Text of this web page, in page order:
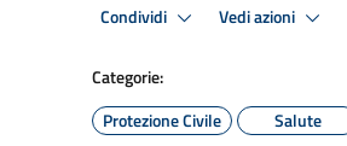
Condividi Vedi azioni
Categorie:
Protezione Civile
Salute